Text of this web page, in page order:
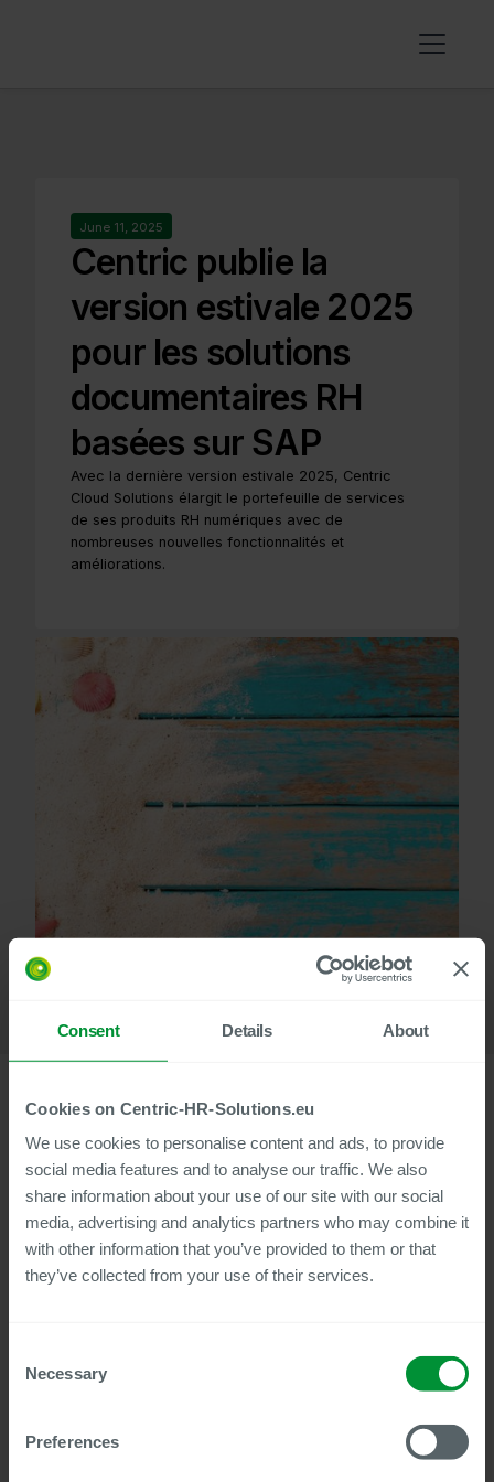
Consent Details About
Cookies on Centric-HR-Solutions.eu
We use cookies to personalise content and ads, to provide
social media features and to analyse our traffic. We also
share information about your use of our site with our social
media, advertising and analytics partners who may combine it
with other information that you’ve provided to them or that
they’ve collected from your use of their services.
Selection
Necessary
Preferences
June 11, 2025
Centric publie la
version estivale 2025
pour les solutions
documentaires RH
basées sur SAP
Avec la dernière version estivale 2025, Centric
Cloud Solutions élargit le portefeuille de services
de ses produits RH numériques avec de
nombreuses nouvelles fonctionnalités et
améliorations.
Avec la dernière version estivale 2025, Centric Cloud
Solutions élargit le portefeuille de services de ses produits
RH numériques avec de nombreuses nouvelles fonctionnalités
et améliorations. Ces développements concernent à la fois le
dossier personnel numérique Centric Employee File et les
modules Document Builder, Reference Letter et Payslip Box
Plus.
données de processus directement d'un flux de travail vers,
Le dossier personnel numérique de Centric Employee File